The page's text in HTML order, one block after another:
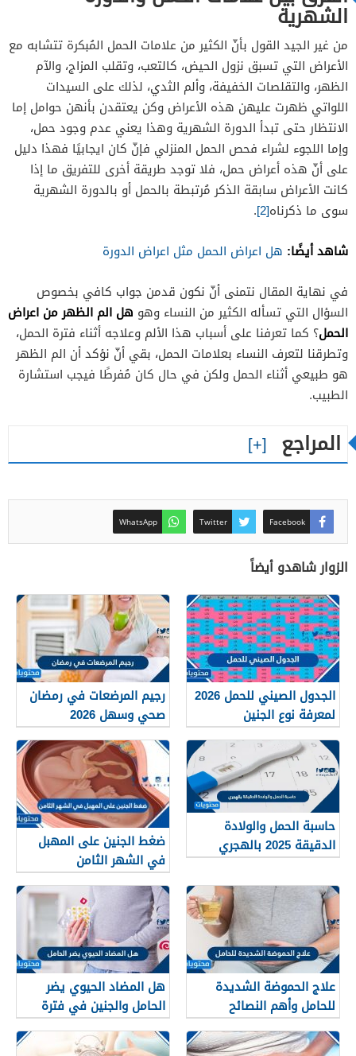
الشهرية
من غير الجيد القول بأنّ الكثير من علامات الحمل المُبكرة تتشابه مع
الأعراض التي تسبق نزول الحيض، كالتعب، وتقلب المزاج، والآم
الظهر، والتقلصات الخفيفة، وألم الثدي، لذلك على السيدات
اللواتي ظهرت عليهن هذه الأعراض وكن يعتقدن بأنهن حوامل إما
الانتظار حتى تبدأ الدورة الشهرية وهذا يعني عدم وجود حمل،
وإما اللجوء لشراء فحص الحمل المنزلي فإنّ كان ايجابيًا فهذا دليل
على أنّ هذه أعراض حمل، فلا توجد طريقة أخرى للتفريق ما إذا
كانت الأعراض سابقة الذكر مُرتبطة بالحمل أو بالدورة الشهرية
سوى ما ذكرناه[2]
.
شاهد أيضًا: هل اعراض الحمل مثل اعراض الدورة
في نهاية المقال نتمنى أنّ نكون قدمن جواب كافي بخصوص
السؤال التي تسأله الكثير من النساء وهو هل الم الظهر من اعراض
الحمل؟ كما تعرفنا على أسباب هذا الألم وعلاجه أثناء فترة الحمل،
وتطرقنا لتعرف النساء بعلامات الحمل، بقي أنّ نؤكد أن الم الظهر
هو طبيعي أثناء الحمل ولكن في حال كان مُفرطًا فيجب استشارة
الطبيب.
المراجع
Facebook
Twitter
WhatsApp
الزوار شاهدو أيضاً
الجدول الصيني للحمل 2026
لمعرفة نوع الجنين
رجيم المرضعات في رمضان
صحي وسهل 2026
حاسبة الحمل والولادة
الدقيقة 2025 بالهجري
ضغط الجنين على المهبل
في الشهر الثامن
علاج الحموضة الشديدة
للحامل وأهم النصائح
للسيطرة على حموضة
المعدة
هل المضاد الحيوي يضر
الحامل والجنين في فترة
الحمل